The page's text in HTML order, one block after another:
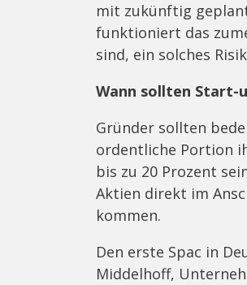
mit zukünftig
funktioniert das
sind, ein solches
Wann sollten Start-
Gründer sollten
ordentliche Portion
bis zu 20 Prozent
Aktien direkt im
kommen.
Den erste Spac in
Middelhoff,